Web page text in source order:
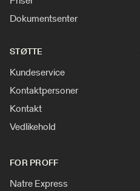
Dokumentsenter
STØTTE
Kundeservice
Kontaktpersoner
Kontakt
Vedlikehold
FOR PROFF
Natre Express